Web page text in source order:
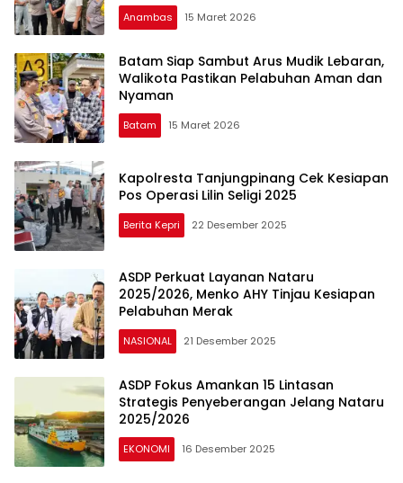
Anambas 15 Maret 2026
Batam Siap Sambut Arus Mudik Lebaran,
Walikota Pastikan Pelabuhan Aman dan
Nyaman
Batam 15 Maret 2026
Kapolresta Tanjungpinang Cek Kesiapan
Pos Operasi Lilin Seligi 2025
Berita Kepri 22 Desember 2025
ASDP Perkuat Layanan Nataru
2025/2026, Menko AHY Tinjau Kesiapan
Pelabuhan Merak
NASIONAL 21 Desember 2025
ASDP Fokus Amankan 15 Lintasan
Strategis Penyeberangan Jelang Nataru
2025/2026
EKONOMI 16 Desember 2025